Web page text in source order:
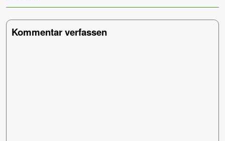
Kommentar verfassen